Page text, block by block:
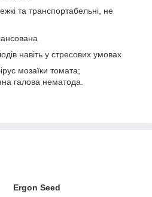
та транспортабельні, не
навіть у стресових умовах
мозаїки томата;
галова нематода.
Ergon Seed